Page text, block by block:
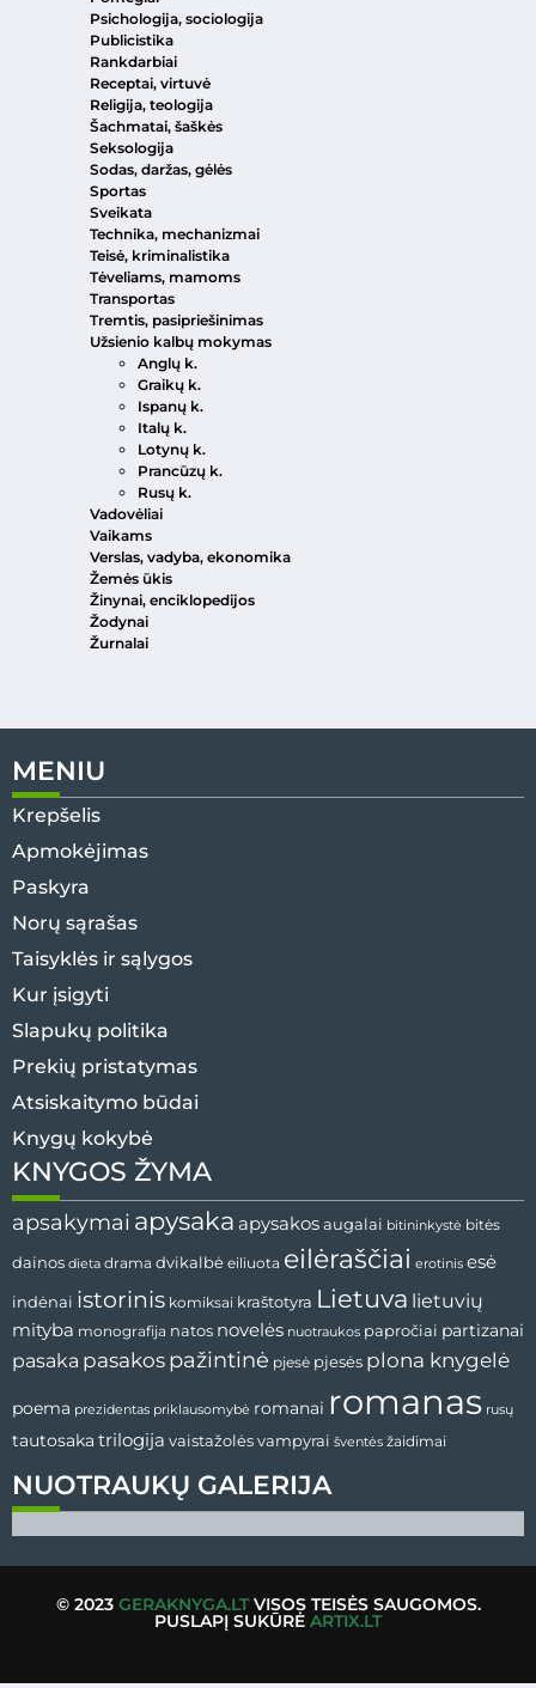
Psichologija, sociologija
Publicistika
Rankdarbiai
Receptai, virtuvė
Religija, teologija
Šachmatai, šaškės
Seksologija
Sodas, daržas, gėlės
Sportas
Sveikata
Technika, mechanizmai
Teisė, kriminalistika
Tėveliams, mamoms
Transportas
Tremtis, pasipriešinimas
Užsienio kalbų mokymas
Anglų k.
Graikų k.
Ispanų k.
Italų k.
Lotynų k.
Prancūzų k.
Rusų k.
Vadovėliai
Vaikams
Verslas, vadyba, ekonomika
Žemės ūkis
Žinynai, enciklopedijos
Žodynai
Žurnalai
MENIU
Krepšelis
Apmokėjimas
Paskyra
Norų sąrašas
Taisyklės ir sąlygos
Kur įsigyti
Slapukų politika
Prekių pristatymas
Atsiskaitymo būdai
Knygų kokybė
NUOTRAUKŲ GALERIJA
KNYGOS ŽYMA
apsakymai apysaka apysakos augalai bitininkystė bitės
dainos dieta drama dvikalbė eiliuota eilėraščiai erotinis esė
indėnai istorinis komiksai kraštotyra Lietuva lietuvių
mityba monografija natos novelės nuotraukos papročiai partizanai
pasaka pasakos pažintinė pjesė pjesės plona knygelė
poema prezidentas priklausomybė romanai romanas rusų
tautosaka trilogija vaistažolėsvampyrai šventės žaidimai
© 2023 GERAKNYGA.LTVISOS TEISĖS SAUGOMOS.
PUSLAPĮ SUKŪRĖ ARTIX.LT